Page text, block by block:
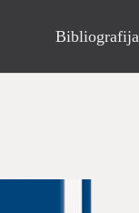
Bibliografija